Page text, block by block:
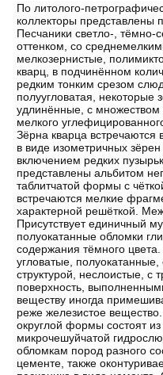
По литолого-
коллекторы представлены
Песчаники светло-,
оттенком, со
мелкозернистые,
кварц, в подчинённом
редким тонким срезом
полуугловатая, некоторые
удлинённые, с
мелкого
Зёрна кварца встречаются
в виде изометричных
включением редких
представлены альбитом
таблитчатой формы с
встречаются мелкие
характерной решёткой.
Присутствует единичный
полуокатанные обломки
содержания тёмного
угловатые,
структурой, неслоистые,
поверхность,
веществу иногда
реже железистое
округлой формы состоят из
микрочешуйчатой
обломкам пород разного
цементе, также